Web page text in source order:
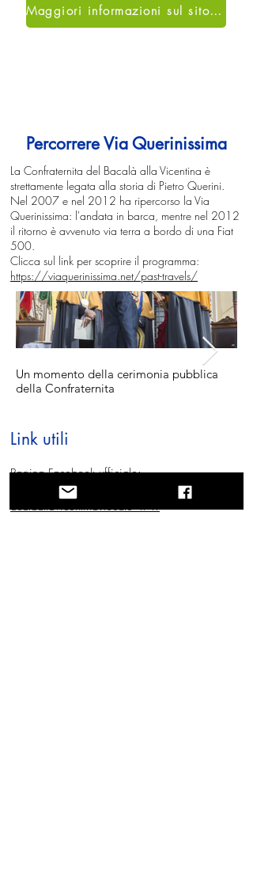
Maggiori informazioni sul sito ufficiale
Percorrere Via Querinissima
La Confraternita del Bacalà alla Vicentina è
strettamente legata alla storia di Pietro Querini.
Nel 2007 e nel 2012 ha ripercorso la Via
Querinissima: l'andata in barca, mentre nel 2012
il ritorno è avvenuto via terra a bordo di una Fiat
500.
Clicca sul link per scoprire il programma:
https://viaquerinissima.net/past-travels/
Un momento della cerimonia pubblica
della Confraternita
Link utili
Pagina Facebook ufficiale:
https://www.facebook.com/confraternitadelb
acalaallavicentina?locale=it_IT